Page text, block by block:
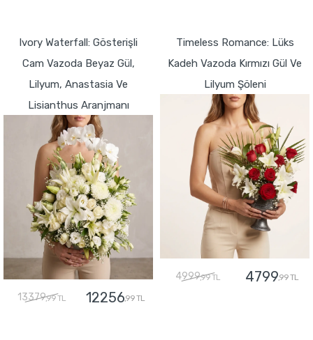
Ivory Waterfall: Gösterişli
Cam Vazoda Beyaz Gül,
Lilyum, Anastasia Ve
Lisianthus Aranjmanı
13379,99 TL 12256,99 TL
Timeless Romance: Lüks
Kadeh Vazoda Kırmızı Gül Ve
Lilyum Şöleni
4999,99 TL 4799,99 TL